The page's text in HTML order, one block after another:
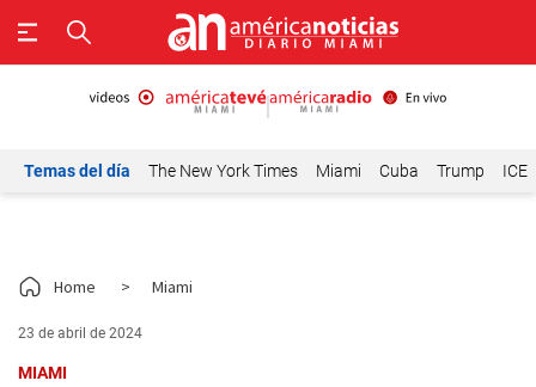
Temas del día The New York Times Miami Cuba Trump ICE
Home > Miami
23 de abril de 2024
MIAMI